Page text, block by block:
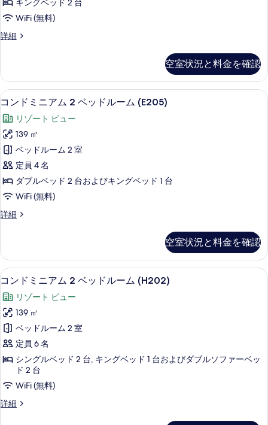
示
す
ム
ベ
ド
ル
ー
ム
(E106)
の
す
べ
て
の
を
表
示
す
る
キングベッド 2 台
WiFi (無料)
詳細
コ
ニ
ア
ム
ベ
ッ
ド
ル
ー
ム
(E106)
の
詳
細
空室状況と料金を確認
コ
ン
ド
ミ
ニ
ア
ム
ベ
ド
ル
ー
ム
(E205)
の
す
べ
の
写
コンドミニアム 2 ベッドルーム
18
コンドミニアム 2 ベッドルーム (E205)
リゾート ビュー
139 ㎡
ベッドルーム 2 室
定員 4 名
ダブルベッド 2 台およびキングベッド 1 台
WiFi (無料)
詳細
コ
ニ
ア
ム
ベ
ッ
ド
ル
ー
ム
(E205)
詳
細
空室状況と料金を確認
コ
ン
ド
ミ
ニ
ア
2
ベ
コンドミニアム 2 ベッドルーム
7
コンドミニアム 2 ベッドルーム (H202)
リゾート ビュー
139 ㎡
ベッドルーム 2 室
定員 6 名
シングルベッド 2 台, キングベッド 1 台およびダブルソファーベッ
ド 2 台
WiFi (無料)
詳細
コ